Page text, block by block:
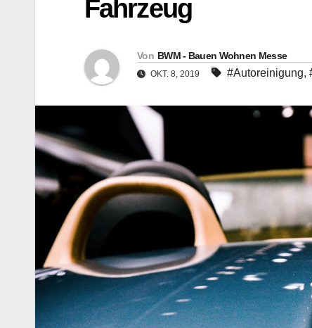
Fahrzeug
Von BWM - Bauen Wohnen Messe
OKT. 8, 2019 #Autoreinigung,